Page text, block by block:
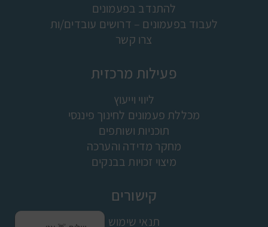
להתנדב בפעמונים
לעבוד בפעמונים – דרושים עובדים/ות
צרו קשר
פעילות מרכזית
ליווי וייעוץ
מכללת פעמונים לחינוך פיננסי
תוכניות ושותפים
מחקר מדידה והערכה
מיצוי זכויות בבנקים
קישורים
תנאי שימוש